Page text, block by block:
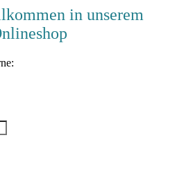
in unserem